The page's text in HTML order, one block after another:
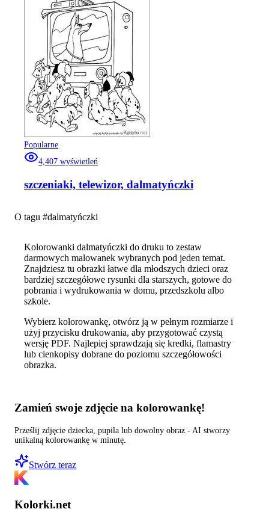
Popularne
4,407 wyświetleń
szczeniaki, telewizor, dalmatyńczki
O tagu #dalmatyńczki
Kolorowanki dalmatyńczki do druku to zestaw
darmowych malowanek wybranych pod jeden temat.
Znajdziesz tu obrazki łatwe dla młodszych dzieci oraz
bardziej szczegółowe rysunki dla starszych, gotowe do
pobrania i wydrukowania w domu, przedszkolu albo
szkole.
Wybierz kolorowankę, otwórz ją w pełnym rozmiarze i
użyj przycisku drukowania, aby przygotować czystą
wersję PDF. Najlepiej sprawdzają się kredki, flamastry
lub cienkopisy dobrane do poziomu szczegółowości
obrazka.
Zamień swoje zdjęcie na kolorowankę!
Prześlij zdjęcie dziecka, pupila lub dowolny obraz - AI stworzy
unikalną kolorowankę w minutę.
Stwórz teraz
Kolorki.net